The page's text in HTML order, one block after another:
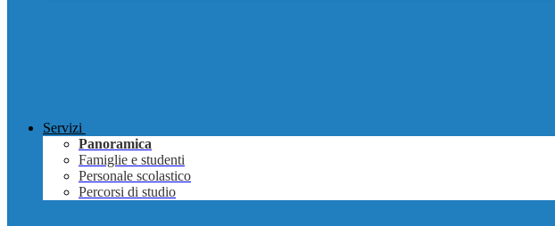
Servizi
Panoramica
Famiglie e studenti
Personale scolastico
Percorsi di studio